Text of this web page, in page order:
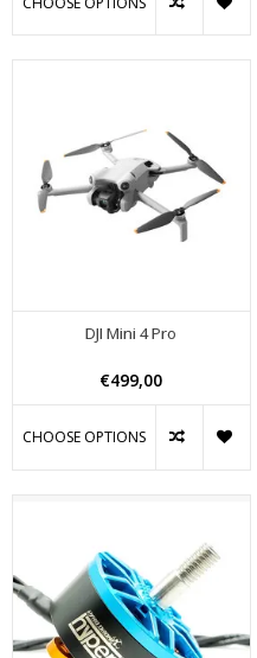
DJI Mini 4 Pro
€499,00
CHOOSE OPTIONS